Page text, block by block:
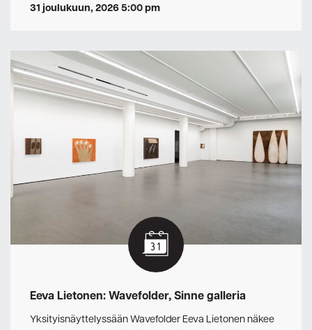
31 joulukuun, 2026 5:00 pm
Eeva Lietonen: Wavefolder, Sinne galleria
Yksityisnäyttelyssään Wavefolder Eeva Lietonen näkee